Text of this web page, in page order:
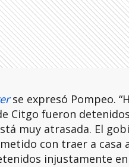
se expresó Pompeo.
Citgo fueron
muy atrasada. El
con traer a casa
injustamente